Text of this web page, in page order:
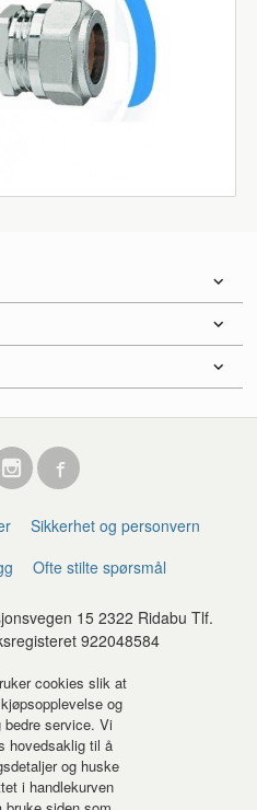
Sikkerhet og personvern
Ofte stilte spørsmål
15 2322 Ridabu Tlf.
922048584
cookies slik at
og
service. Vi
hovedsaklig til å
og huske
i handlekurven